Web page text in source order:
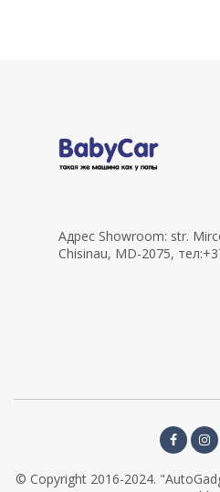
Адрес Showroom: str.
Chisinau, MD-2075,
© Copyright 2016-2024.